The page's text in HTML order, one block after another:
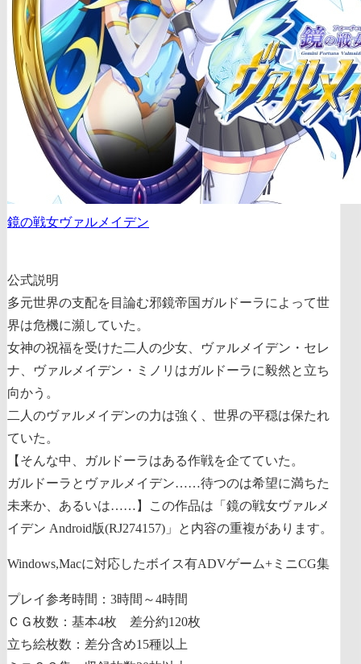
鏡の戦女ヴァルメイデン
公式説明
多元世界の支配を目論む邪鏡帝国ガルドーラによって世
界は危機に瀕していた。
女神の祝福を受けた二人の少女、ヴァルメイデン・セレ
ナ、ヴァルメイデン・ミノリはガルドーラに毅然と立ち
向かう。
二人のヴァルメイデンの力は強く、世界の平穏は保たれ
ていた。
【そんな中、ガルドーラはある作戦を企てていた。
ガルドーラとヴァルメイデン……待つのは希望に満ちた
未来か、あるいは……】
この作品は「鏡の戦女ヴァルメ
イデン Android版(RJ274157)」と内容の重複があります。
Windows,Macに対応したボイス有ADVゲーム+ミニCG集
プレイ参考時間：3時間～4時間
ＣＧ枚数：基本4枚 差分約120枚
立ち絵枚数：差分含め15種以上